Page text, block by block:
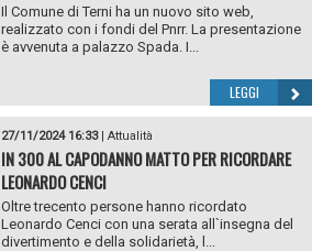
Il Comune di Terni ha un nuovo sito web,
realizzato con i fondi del Pnrr. La presentazione
è avvenuta a palazzo Spada. I...
LEGGI
27/11/2024 16:33| Attualità
IN 300 AL CAPODANNO MATTO PER RICORDARE
LEONARDO CENCI
Oltre trecento persone hanno ricordato
Leonardo Cenci con una serata all`insegna del
divertimento e della solidarietà, l...